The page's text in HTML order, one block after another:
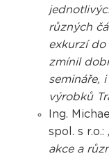
různých
exkurzí do
zmínil
semináře,
výrobků
Ing.
spol. s r.o.:
akce a